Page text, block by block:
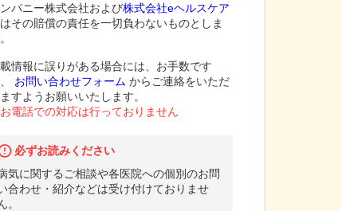
パニー株式会社および株式会社eヘルスケア
その賠償の責任を一切負わないものとしま
情報に誤りがある場合には、お手数です
お問い合わせフォーム からご連絡をいただ
すようお願いいたします。
電話での対応は行っておりません
必ずお読みください
気に関するご相談や各医院への個別のお問
合わせ・紹介などは受け付けておりませ
。